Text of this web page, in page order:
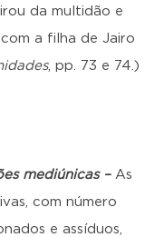
da multidão e
a filha de Jairo
, pp. 73 e 74.)
mediúnicas –As
com número
e assíduos,